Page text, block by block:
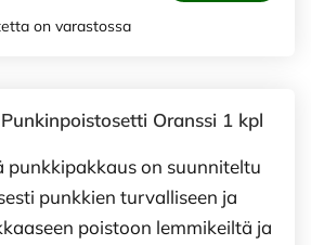
on varastossa
Oranssi 1 kpl
punkkipakkaus on suunniteltu
punkkien turvalliseen ja
poistoon lemmikeiltä ja